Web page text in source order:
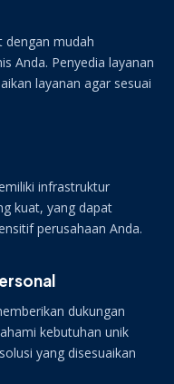
dengan mudah
Anda. Penyedia layanan
layanan agar sesuai
infrastruktur
kuat, yang dapat
perusahaan Anda.
dukungan
kebutuhan unik
yang disesuaikan